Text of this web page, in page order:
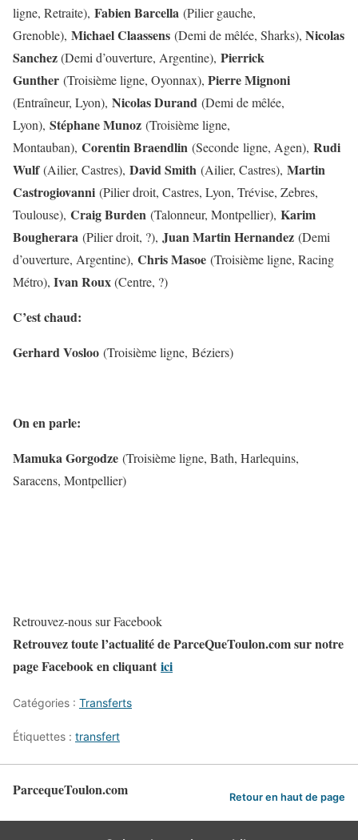
ligne, Retraite), Fabien Barcella (Pilier gauche,
Grenoble), Michael Claassens (Demi de mêlée, Sharks), Nicolas
Sanchez(Demi d’ouverture, Argentine), Pierrick
Gunther (Troisième ligne, Oyonnax), Pierre Mignoni
(Entraîneur, Lyon), Nicolas Durand (Demi de mêlée,
Lyon), Stéphane Munoz (Troisième ligne,
Montauban), Corentin Braendlin (Seconde ligne, Agen), Rudi
Wulf(Ailier, Castres), David Smith (Ailier, Castres), Martin
Castrogiovanni (Pilier droit, Castres, Lyon, Trévise, Zebres,
Toulouse), Craig Burden (Talonneur, Montpellier), Karim
Bougherara (Pilier droit, ?), Juan Martin Hernandez (Demi
d’ouverture, Argentine), Chris Masoe (Troisième ligne, Racing
Métro), Ivan Roux(Centre, ?)
C’est chaud:
Gerhard Vosloo (Troisième ligne, Béziers)
On en parle:
Mamuka Gorgodze (Troisième ligne, Bath, Harlequins,
Saracens, Montpellier)
Retrouvez-nous sur Facebook
Retrouvez toute l’actualité de ParceQueToulon.com sur notre
page Facebook en cliquant ici
Catégories : Transferts
Étiquettes : transfert
ParcequeToulon.com Retour en haut de page